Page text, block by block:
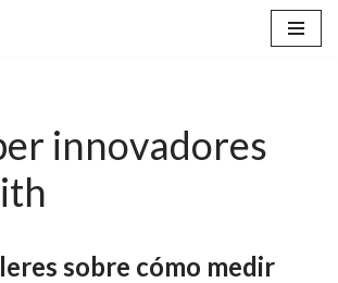
innovadores
sobre cómo medir